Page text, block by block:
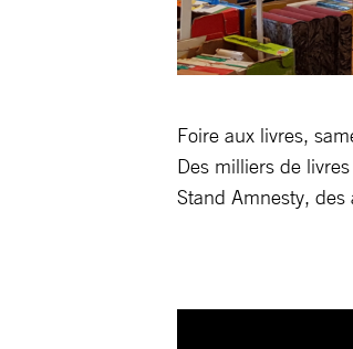
Foire aux livres,
Des milliers de
Stand Amnesty,